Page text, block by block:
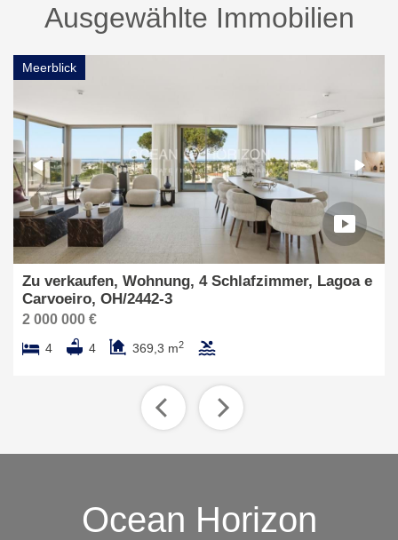
Ausgewählte Immobilien
Meerblick
Zu verkaufen, Wohnung, 4 Schlafzimmer, Lagoa e
Carvoeiro, OH/2442-3
2 000 000 €
4 4 369,3 m2
Ocean Horizon